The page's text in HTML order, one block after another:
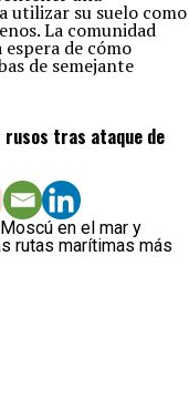
utilizar su suelo como
La comunidad
de cómo
de semejante
rusos tras ataque de
en el mar y
rutas marítimas más